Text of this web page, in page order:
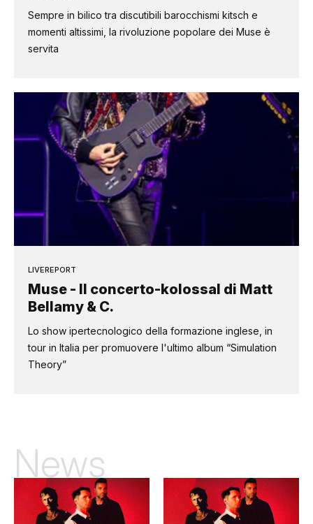
Sempre in bilico tra discutibili barocchismi kitsch e
momenti altissimi, la rivoluzione popolare dei Muse è
servita
LIVEREPORT
Muse - Il concerto-kolossal di Matt
Bellamy & C.
Lo show ipertecnologico della formazione inglese, in
tour in Italia per promuovere l'ultimo album “Simulation
Theory”
News